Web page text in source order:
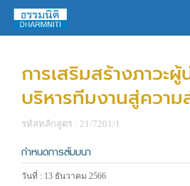
การเสริมสร้างภาวะผู้
บริหารทีมงานสู่ความ
รหัสหลักสูตร : 21/7201/1
กำหนดการสัมมนา
วันที่ : 13 ธันวาคม 2566